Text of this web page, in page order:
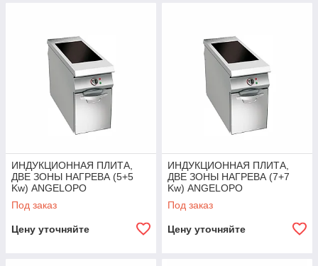
ИНДУКЦИОННАЯ ПЛИТА,
ДВЕ ЗОНЫ НАГРЕВА (5+5
Kw) ANGELOPO
Под заказ
Цену уточняйте
ИНДУКЦИОННАЯ ПЛИТА,
ДВЕ ЗОНЫ НАГРЕВА (7+7
Kw) ANGELOPO
Под заказ
Цену уточняйте